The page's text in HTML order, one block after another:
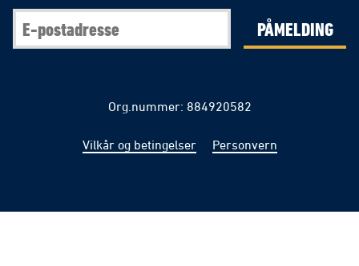
PÅMELDING
Org.nummer: 884920582
Vilkår og betingelser Personvern